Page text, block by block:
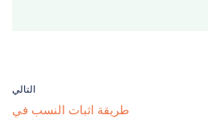
التالي
طريقة اثبات النسب في